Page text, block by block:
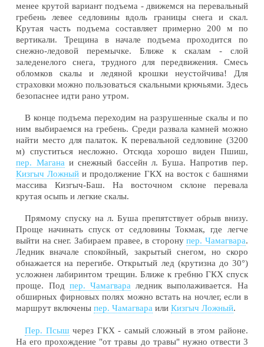
менее крутой вариант подъема - движемся на перевальный
гребень левее седловины вдоль границы снега и скал.
Крутая часть подъема составляет примерно 200 м по
вертикали. Трещина в начале подъема проходится по
снежно-ледовой перемычке. Ближе к скалам - слой
заледенелого снега, трудного для передвижения. Смесь
обломков скалы и ледяной крошки неустойчива! Для
страховки можно пользоваться скальными крючьями. Здесь
безопаснее идти рано утром.
В конце подъема переходим на разрушенные скалы и по
ним выбираемся на гребень. Среди развала камней можно
найти место для палаток. К перевальной седловине (3200
м) спуститься несложно. Отсюда хорошо виден Пшиш,
пер. Магана и снежный бассейн л. Буша. Напротив пер.
Кизгыч Ложный и продолжение ГКХ на восток с башнями
массива Кизгыч-Баш. На восточном склоне перевала
крутая осыпь и легкие скалы.
Прямому спуску на л. Буша препятствует обрыв внизу.
Проще начинать спуск от седловины Токмак, где легче
выйти на снег. Забираем правее, в сторонупер. Чамагвара.
Ледник вначале спокойный, закрытый снегом, но скоро
обнажается на перегибе. Открытый лед (крутизна до 30°)
усложнен лабиринтом трещин. Ближе к гребню ГКХ спуск
проще. Под пер. Чамагвара ледник выполаживается. На
обширных фирновых полях можно встать на ночлег, если в
маршрут включеныпер. Чамагвара илиКизгыч Ложный.
Пер. Псыш через ГКХ - самый сложный в этом районе.
На его прохождение "от травы до травы" нужно отвести 3